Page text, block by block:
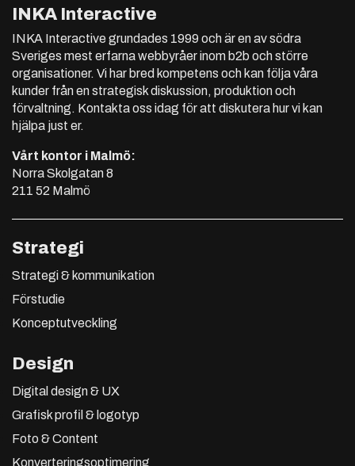
INKA Interactive
INKA Interactive grundades 1999 och är en av södra
Sveriges mest erfarna webbyråer inom b2b och större
organisationer. Vi har bred kompetens och kan följa våra
kunder från en strategisk diskussion, produktion och
förvaltning. Kontakta oss idag för att diskutera hur vi kan
hjälpa just er.
Vårt kontor i Malmö:
Norra Skolgatan 8
211 52 Malmö
Strategi
Strategi & kommunikation
Förstudie
Konceptutveckling
Design
Digital design & UX
Grafisk profil & logotyp
Foto & Content
Konverteringsoptimering